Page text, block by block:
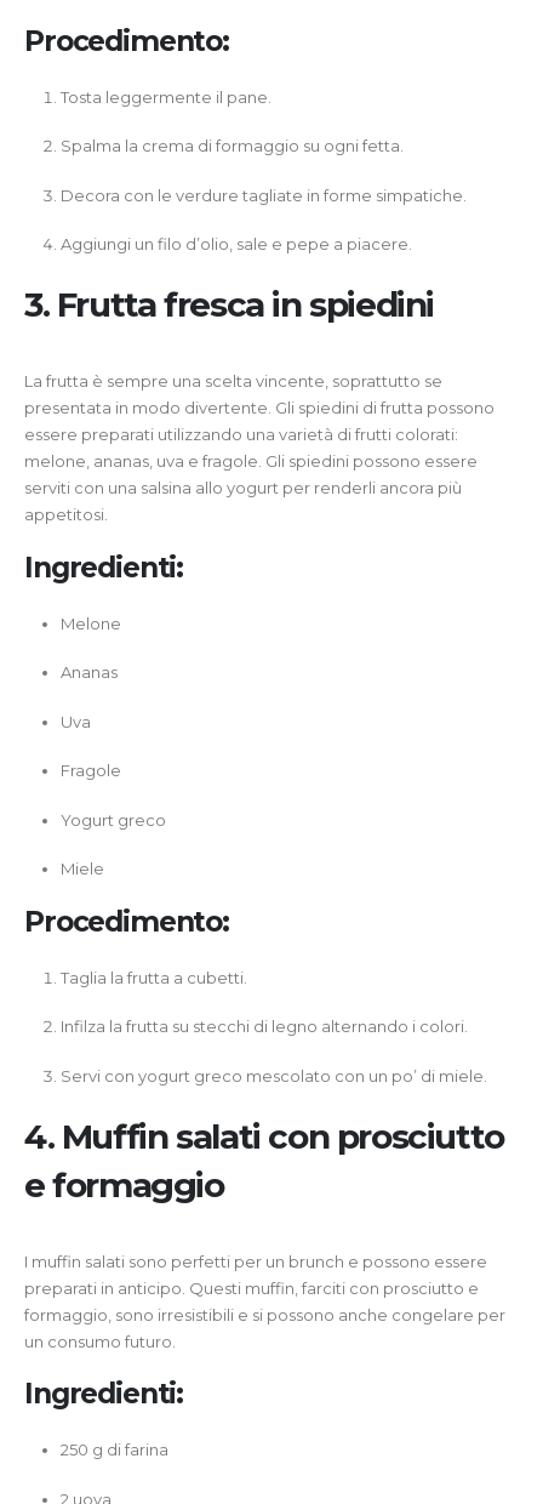
Procedimento:
Tosta leggermente il pane.
Spalma la crema di formaggio su ogni fetta.
Decora con le verdure tagliate in forme simpatiche.
Aggiungi un filo d’olio, sale e pepe a piacere.
3. Frutta fresca in spiedini
La frutta è sempre una scelta vincente, soprattutto se
presentata in modo divertente. Gli spiedini di frutta possono
essere preparati utilizzando una varietà di frutti colorati:
melone, ananas, uva e fragole. Gli spiedini possono essere
serviti con una salsina allo yogurt per renderli ancora più
appetitosi.
Ingredienti:
Melone
Ananas
Uva
Fragole
Yogurt greco
Miele
Procedimento:
Taglia la frutta a cubetti.
Infilza la frutta su stecchi di legno alternando i colori.
Servi con yogurt greco mescolato con un po’ di miele.
4. Muffin salati con prosciutto
e formaggio
I muffin salati sono perfetti per un brunch e possono essere
preparati in anticipo. Questi muffin, farciti con prosciutto e
formaggio, sono irresistibili e si possono anche congelare per
un consumo futuro.
Ingredienti:
250 g di farina
2 uova